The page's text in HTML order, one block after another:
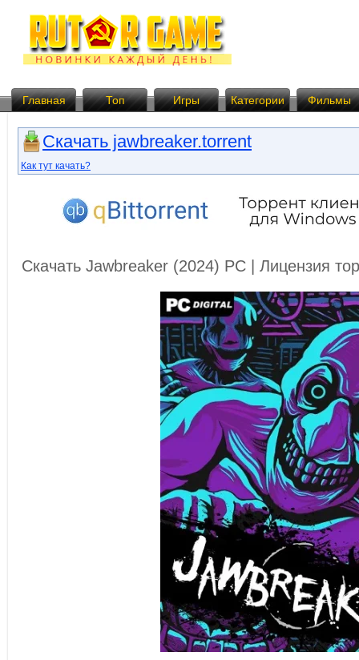
Главная Топ Игры Категории Фильмы
Скачать jawbreaker.torrent
Как тут качать?
Скачать Jawbreaker (2024) PC | Лицензия